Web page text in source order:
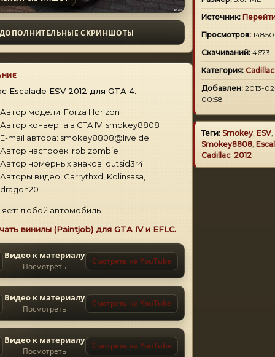
ДОПОЛНИТЕЛЬНЫЕ СКРИНШОТЫ
Escalade ESV 2012 для GTA 4.
Автор модели: Forza Horizon
Автор конверта в GTA IV: smokey8808
E-mail автора: smokey8808@live.de
Автор настроек: rob.zombie
Автор номерных знаков: outsid3r4
Авторы видео: Carrythxd, Kolinsasa,
dragon20
любой автомобиль
винилы (Paintjob) для GTA IV и EFLC.
Видео к материалу
Посмотреть
Смотреть на YouTube
Видео к материалу
Посмотреть
Смотреть на YouTube
Видео к материалу
Посмотреть
Смотреть на YouTube
Источник:
Просмотров: 14850
Скачиваний: 4673
Категория: Cadillac
Добавлен: 2013-
00:58
Теги: Smokey, ESV,
Smokey8808,
Cadillac, 2012